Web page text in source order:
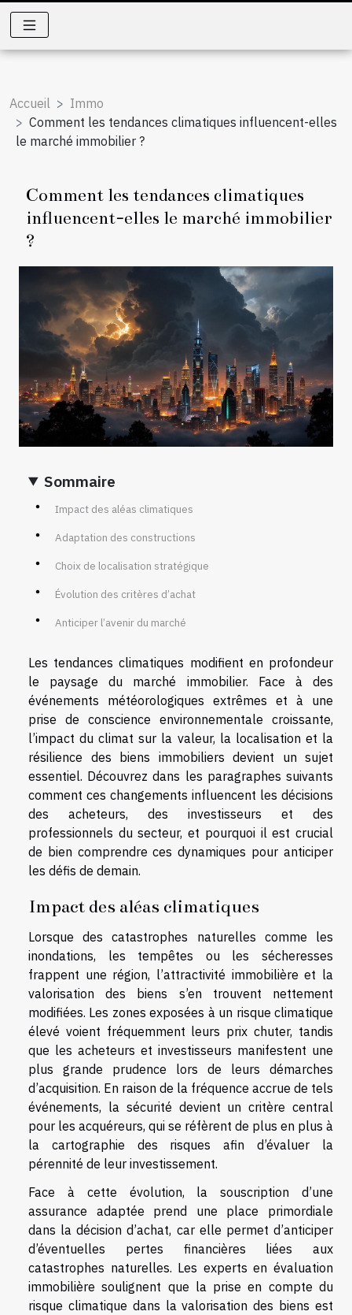
Accueil
Immo
Comment les tendances climatiques influencent-elles
le marché immobilier ?
Comment les tendances climatiques
influencent-elles le marché immobilier
?
Sommaire
Impact des aléas climatiques
Adaptation des constructions
Choix de localisation stratégique
Évolution des critères d’achat
Anticiper l’avenir du marché
Les tendances climatiques modifient en profondeur
le paysage du marché immobilier. Face à des
événements météorologiques extrêmes et à une
prise de conscience environnementale croissante,
l’impact du climat sur la valeur, la localisation et la
résilience des biens immobiliers devient un sujet
essentiel. Découvrez dans les paragraphes suivants
comment ces changements influencent les décisions
des acheteurs, des investisseurs et des
professionnels du secteur, et pourquoi il est crucial
de bien comprendre ces dynamiques pour anticiper
les défis de demain.
Impact des aléas climatiques
Lorsque des catastrophes naturelles comme les
inondations, les tempêtes ou les sécheresses
frappent une région, l’attractivité immobilière et la
valorisation des biens s’en trouvent nettement
modifiées. Les zones exposées à un risque climatique
élevé voient fréquemment leurs prix chuter, tandis
que les acheteurs et investisseurs manifestent une
plus grande prudence lors de leurs démarches
d’acquisition. En raison de la fréquence accrue de tels
événements, la sécurité devient un critère central
pour les acquéreurs, qui se réfèrent de plus en plus à
la cartographie des risques afin d’évaluer la
pérennité de leur investissement.
Face à cette évolution, la souscription d’une
assurance adaptée prend une place primordiale
dans la décision d’achat, car elle permet d’anticiper
d’éventuelles pertes financières liées aux
catastrophes naturelles. Les experts en évaluation
immobilière soulignent que la prise en compte du
risque climatique dans la valorisation des biens est